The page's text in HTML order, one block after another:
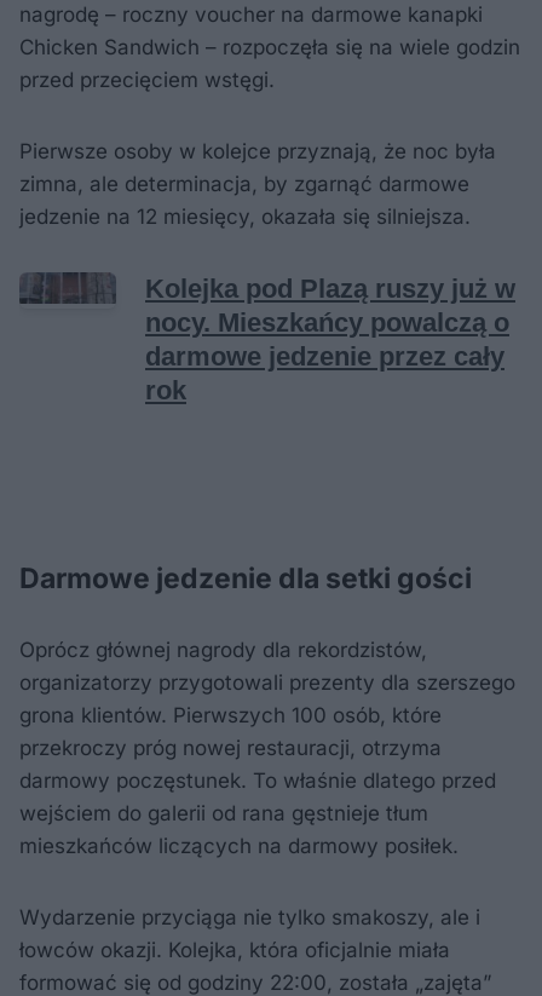
nagrodę – roczny voucher na darmowe kanapki
Chicken Sandwich – rozpoczęła się na wiele godzin
przed przecięciem wstęgi.
Pierwsze osoby w kolejce przyznają, że noc była
zimna, ale determinacja, by zgarnąć darmowe
jedzenie na 12 miesięcy, okazała się silniejsza.
Darmowe jedzenie dla setki gości
Oprócz głównej nagrody dla rekordzistów,
organizatorzy przygotowali prezenty dla szerszego
grona klientów. Pierwszych 100 osób, które
przekroczy próg nowej restauracji, otrzyma
darmowy poczęstunek. To właśnie dlatego przed
wejściem do galerii od rana gęstnieje tłum
mieszkańców liczących na darmowy posiłek.
Wydarzenie przyciąga nie tylko smakoszy, ale i
łowców okazji. Kolejka, która oficjalnie miała
formować się od godziny 22:00, została „zajęta”